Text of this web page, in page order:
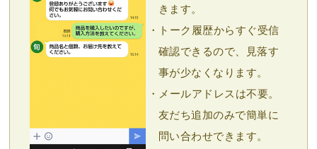
きます。
・トーク履歴からすぐ受信
確認できるので、見落す
事が少なくなります。
・メールアドレスは不要。
友だち追加のみで簡単に
問い合わせできます。